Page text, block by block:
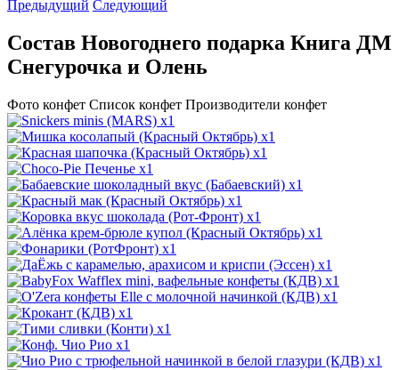
Предыдущий Следующий
Состав Новогоднего подарка Книга ДМ
Снегурочка и Олень
Фото конфет Список конфет Производители конфет
x1
x1
x1
x1
x1
x1
x1
x1
x1
x1
x1
x1
x1
x1
x1
x1